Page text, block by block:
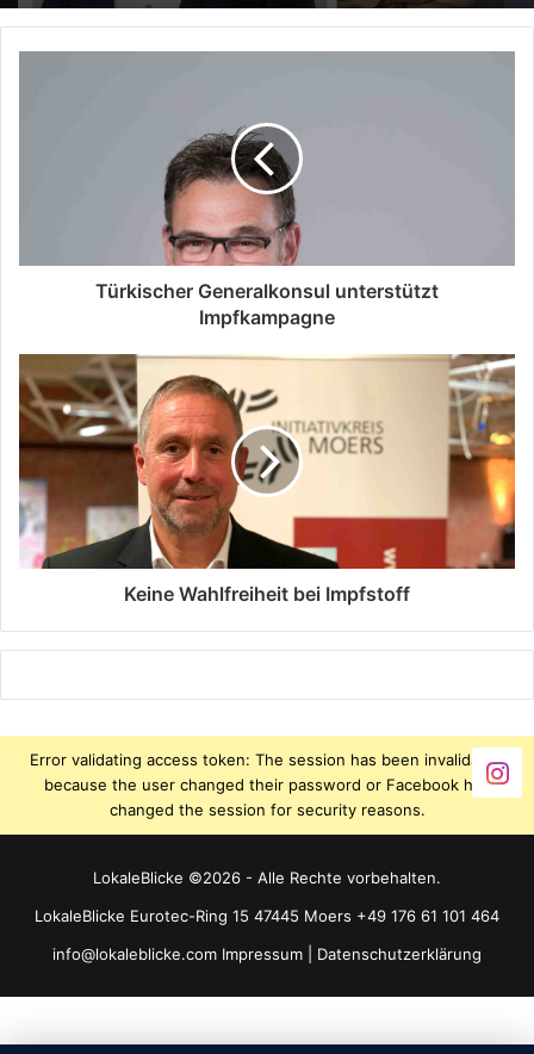
Türkischer Generalkonsul unterstützt
Impfkampagne
Keine Wahlfreiheit bei Impfstoff
Error validating access token: The session has been invalidated
because the user changed their password or Facebook has
changed the session for security reasons.
LokaleBlicke ©2026 - Alle Rechte vorbehalten.
LokaleBlicke Eurotec-Ring 15 47445 Moers +49 176 61 101 464
info@lokaleblicke.com Impressum Datenschutzerklärung